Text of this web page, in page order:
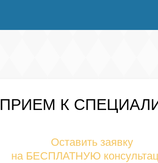
ПРИЕМ К
Оставить заявку
на БЕСПЛАТНУЮ